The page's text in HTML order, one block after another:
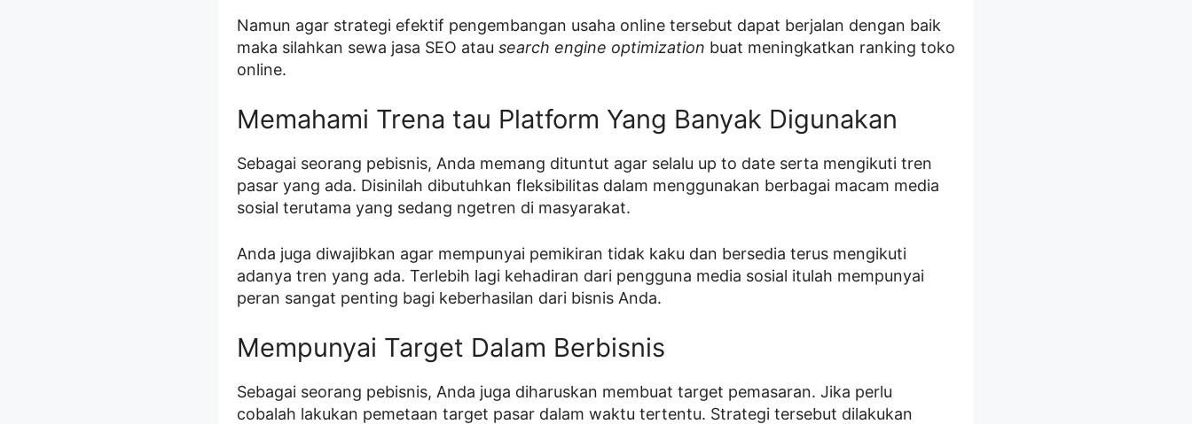
Namun agar strategi efektif pengembangan usaha online tersebut dapat berjalan dengan baik
maka silahkan sewa jasa SEO atau search engine optimization buat meningkatkan ranking toko
online.
Memahami Trena tau Platform Yang Banyak Digunakan
Sebagai seorang pebisnis, Anda memang dituntut agar selalu up to date serta mengikuti tren
pasar yang ada. Disinilah dibutuhkan fleksibilitas dalam menggunakan berbagai macam media
sosial terutama yang sedang ngetren di masyarakat.
Anda juga diwajibkan agar mempunyai pemikiran tidak kaku dan bersedia terus mengikuti
adanya tren yang ada. Terlebih lagi kehadiran dari pengguna media sosial itulah mempunyai
peran sangat penting bagi keberhasilan dari bisnis Anda.
Mempunyai Target Dalam Berbisnis
Sebagai seorang pebisnis, Anda juga diharuskan membuat target pemasaran. Jika perlu
cobalah lakukan pemetaan target pasar dalam waktu tertentu. Strategi tersebut dilakukan